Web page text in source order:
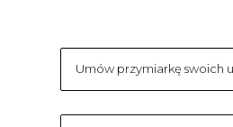
Umów przymiarkę swoich